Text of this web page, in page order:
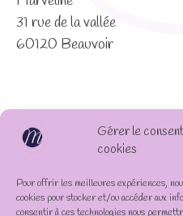
Gérer le
cookies
Pour offrir les meilleures expériences,
cookies pour stocker et/ou accéder aux
consentir à ces technologies nous
31 rue de la vallée
60120 Beauvoir